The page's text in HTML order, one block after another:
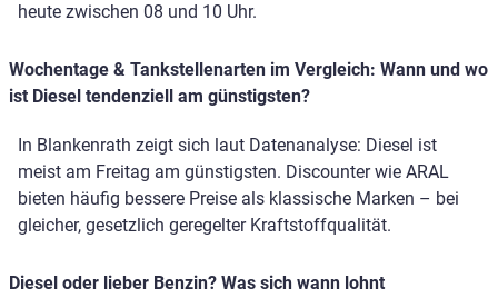
heute zwischen 08 und 10 Uhr.
Wochentage & Tankstellenarten im Vergleich: Wann und wo
ist Diesel tendenziell am günstigsten?
In Blankenrath zeigt sich laut Datenanalyse: Diesel ist
meist am Freitag am günstigsten. Discounter wie ARAL
bieten häufig bessere Preise als klassische Marken – bei
gleicher, gesetzlich geregelter Kraftstoffqualität.
Diesel oder lieber Benzin? Was sich wann lohnt